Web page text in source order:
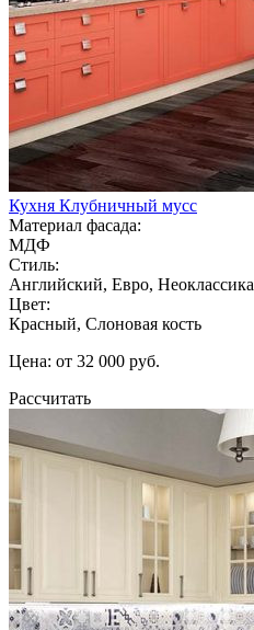
Кухня Клубничный мусс
Материал фасада:
МДФ
Стиль:
Английский, Евро, Неоклассика
Цвет:
Красный, Слоновая кость
Цена: от 32 000 руб.
Рассчитать